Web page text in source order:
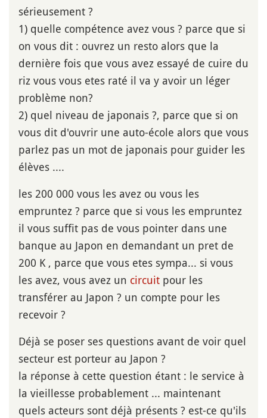
sérieusement ?
1) quelle compétence avez vous ? parce que si
on vous dit : ouvrez un resto alors que la
dernière fois que vous avez essayé de cuire du
riz vous vous etes raté il va y avoir un léger
problème non?
2) quel niveau de japonais ?, parce que si on
vous dit d'ouvrir une auto-école alors que vous
parlez pas un mot de japonais pour guider les
élèves ....
les 200 000 vous les avez ou vous les
empruntez ? parce que si vous les empruntez
il vous suffit pas de vous pointer dans une
banque au Japon en demandant un pret de
200 K , parce que vous etes sympa... si vous
les avez, vous avez un circuit pour les
transférer au Japon ? un compte pour les
recevoir ?
Déjà se poser ses questions avant de voir quel
secteur est porteur au Japon ?
la réponse à cette question étant : le service à
la vieillesse probablement ... maintenant
quels acteurs sont déjà présents ? est-ce qu'ils